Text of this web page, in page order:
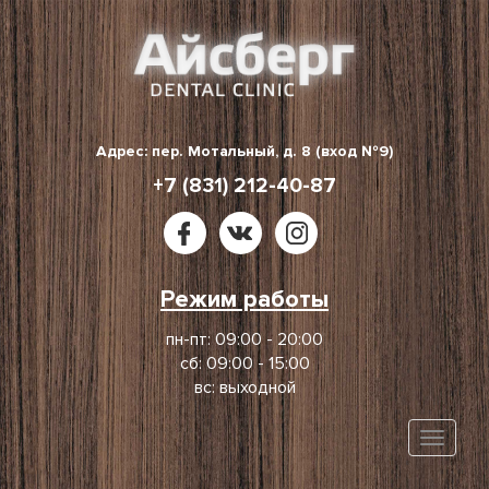
Skip
to
content
Адрес: пер. Мотальный, д. 8 (вход №9)
+7 (831) 212-40-87
Режим работы
пн-пт: 09:00 - 20:00
сб: 09:00 - 15:00
вс: выходной
Toggle